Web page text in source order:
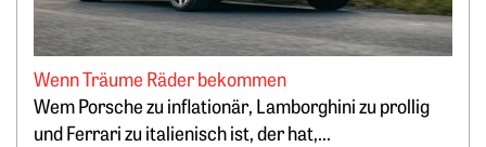
Wenn Träume Räder bekommen
Wem Porsche zu inflationär, Lamborghini zu prollig
und Ferrari zu italienisch ist, der hat,...